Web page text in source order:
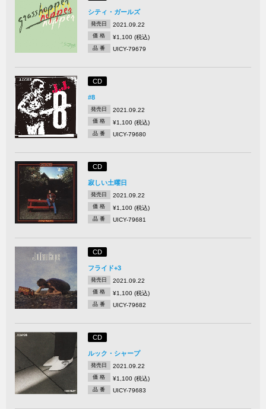
シティ・ガールズ
発売日 2021.09.22
価 格 ¥1,100 (税込)
品 番 UICY-79679
CD
#8
発売日 2021.09.22
価 格 ¥1,100 (税込)
品 番 UICY-79680
CD
寂しい土曜日
発売日 2021.09.22
価 格 ¥1,100 (税込)
品 番 UICY-79681
CD
フライド+3
発売日 2021.09.22
価 格 ¥1,100 (税込)
品 番 UICY-79682
CD
ルック・シャープ
発売日 2021.09.22
価 格 ¥1,100 (税込)
品 番 UICY-79683